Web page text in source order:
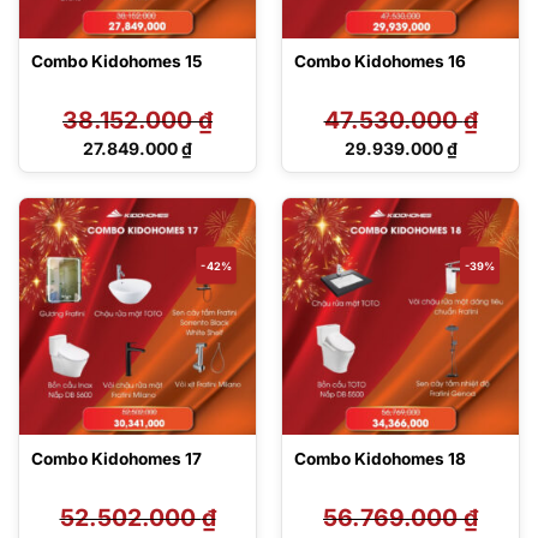
Combo Kidohomes 15
38.152.000₫
Giá
38.152.000 ₫.
27.849.000₫
Giá
tại
là:
27.849.000 ₫.
Combo Kidohomes 16
47.530.000₫
Giá
47.530.000 ₫.
29.939.000₫
Giá
tại
là:
29.939.000 ₫.
-42%
Combo Kidohomes 17
52.502.000₫
-39%
Combo Kidohomes 18
56.769.000₫